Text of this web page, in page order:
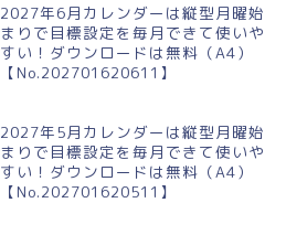
2027年6月カレンダーは縦型月曜始
まりで目標設定を毎月できて使いや
すい！ダウンロードは無料（A4）
【No.202701620611】
2027年5月カレンダーは縦型月曜始
まりで目標設定を毎月できて使いや
すい！ダウンロードは無料（A4）
【No.202701620511】